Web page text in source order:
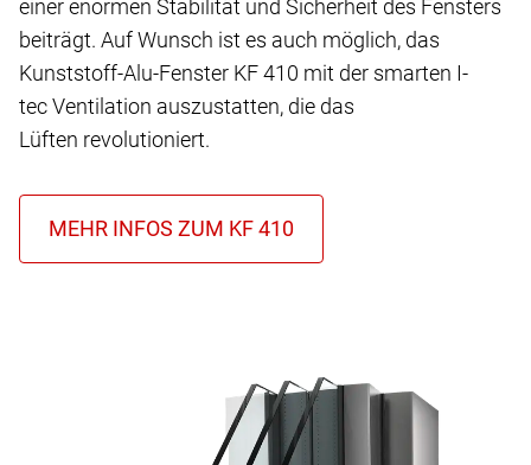
einer enormen Stabilität und Sicherheit des Fensters
beiträgt. Auf Wunsch ist es auch möglich, das
Kunststoff-Alu-Fenster KF 410 mit der smarten I-
tec Ventilation auszustatten, die das
Lüften revolutioniert.